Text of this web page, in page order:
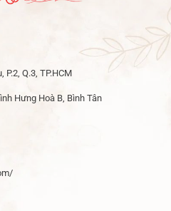
Q.3, TP.HCM
Hưng Hoà B, Bình Tân